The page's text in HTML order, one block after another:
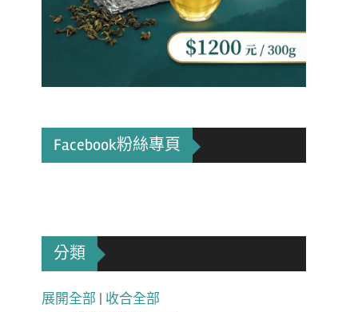
Facebook粉絲專頁
分類
展開全部 | 收合全部